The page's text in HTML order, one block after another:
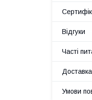
Відгуки
Часті
Умови